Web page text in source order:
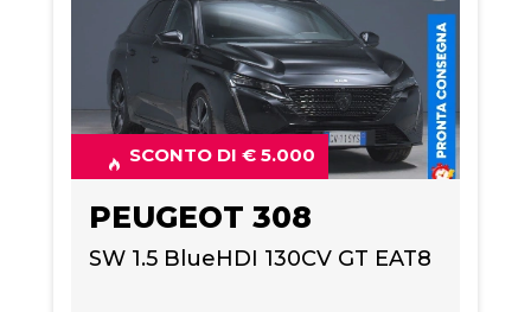
SCONTO DI € 5.000
PEUGEOT 308
SW 1.5 BlueHDI 130CV GT EAT8